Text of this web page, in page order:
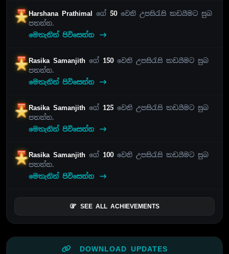
Harshana Prathimal ගේ 50වෙනි උපසිරැසි කඩයීමට සුබ
පතන්න.
මෙතැනින් පිවිසෙන්න
Rasika Samanjithගේ 150වෙනි උපසිරැසි කඩයීමට සුබ
පතන්න.
මෙතැනින් පිවිසෙන්න
Rasika Samanjithගේ 125 වෙනි උපසිරැසි කඩයීමට සුබ
පතන්න.
මෙතැනින් පිවිසෙන්න
Rasika Samanjithගේ 100වෙනි උපසිරැසි කඩයීමට සුබ
පතන්න.
මෙතැනින් පිවිසෙන්න
SEE ALL ACHIEVEMENTS
DOWNLOAD UPDATES